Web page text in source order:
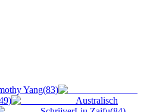
Yang(83)
)
Australisch